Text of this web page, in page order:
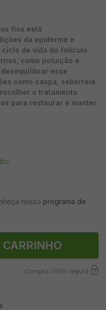
fios está
da epiderme e
ciclo de vida do folículo
como poluição e
esse
como caspa, seborreia
o tratamento
para restaurar e manter
nosso programa de